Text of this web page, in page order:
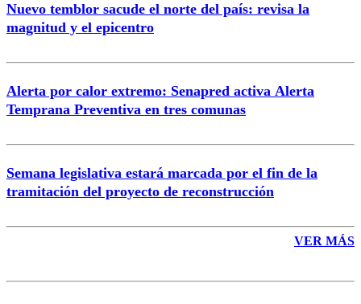
Nuevo temblor sacude el norte del país: revisa la
magnitud y el epicentro
Alerta por calor extremo: Senapred activa Alerta
Temprana Preventiva en tres comunas
Semana legislativa estará marcada por el fin de la
tramitación del proyecto de reconstrucción
VER MÁS